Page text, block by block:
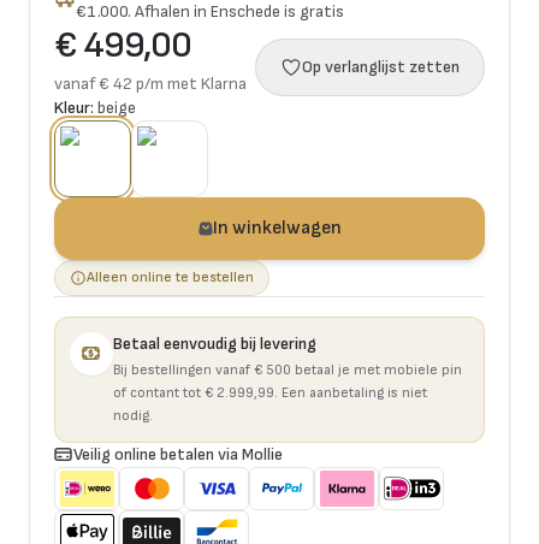
€1.000. Afhalen in Enschede is gratis
€ 499,00
vanaf € 42 p/m met Klarna
Op verlanglijst zetten
Kleur: beige
In winkelwagen
Alleen online te bestellen
Betaal eenvoudig bij levering
Bij bestellingen vanaf € 500 betaal je met mobiele pin
of contant tot € 2.999,99. Een aanbetaling is niet
nodig.
Veilig online betalen via Mollie